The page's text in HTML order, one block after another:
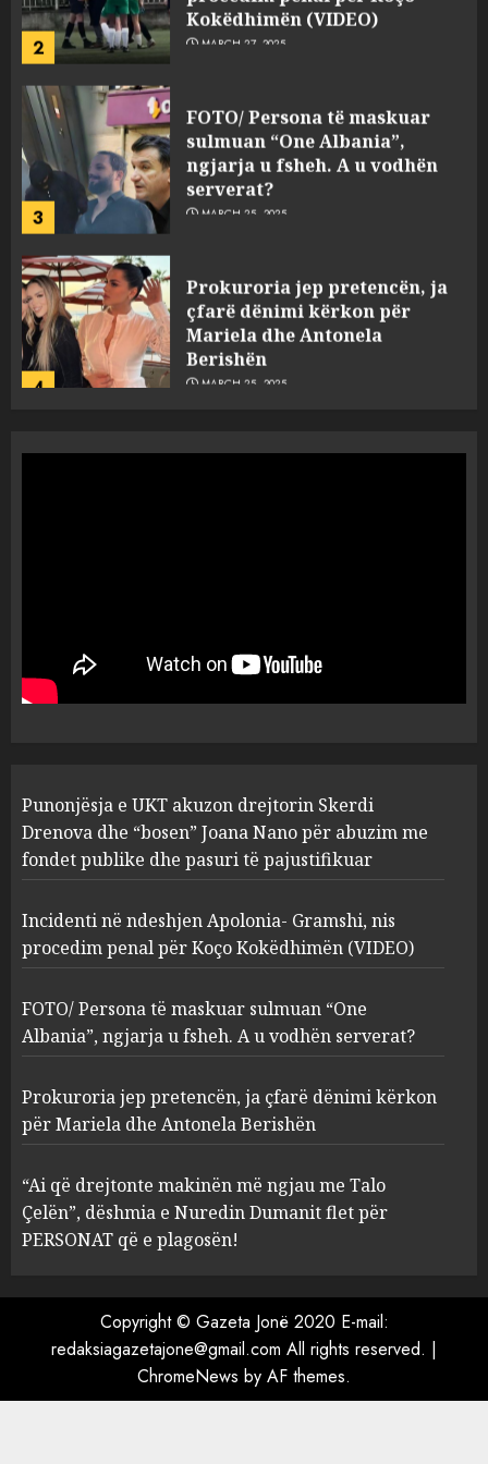
2 MARCH 27, 2025
3
sulmuan “One Albania”,
ngjarja u fsheh. A u vodhën
serverat?
MARCH 25, 2025
4
çfarë dënimi kërkon për
Mariela dhe Antonela
Berishën
MARCH 25, 2025
1
“bosen” Joana Nano për
abuzim me fondet publike dhe
pasuri të pajustifikuar
2
Apolonia- Gramshi, nis
procedim penal për Koço
Kokëdhimën (VIDEO)
MARCH 27, 2025
3
FOTO/ Persona të maskuar
sulmuan “One Albania”,
ngjarja u fsheh. A u vodhën
serverat?
MARCH 25, 2025
4
Prokuroria jep pretencën, ja
çfarë dënimi kërkon për
Berishën
MARCH 25, 2025
ngjau me Talo Çelën”,
dëshmia e Nuredin Dumanit
flet për PERSONAT që e
plagosën!
Punonjësja e UKT akuzon drejtorin Skerdi
Drenova dhe “bosen” Joana Nano për abuzim me
fondet publike dhe pasuri të pajustifikuar
Incidenti në ndeshjen Apolonia- Gramshi, nis
procedim penal për Koço Kokëdhimën (VIDEO)
FOTO/ Persona të maskuar sulmuan “One
Albania”, ngjarja u fsheh. A u vodhën serverat?
Prokuroria jep pretencën, ja çfarë dënimi kërkon
për Mariela dhe Antonela Berishën
“Ai që drejtonte makinën më ngjau me Talo
Çelën”, dëshmia e Nuredin Dumanit flet për
PERSONAT që e plagosën!
Copyright © Gazeta Jonë 2020 E-mail:
redaksiagazetajone@gmail.com All rights reserved. |
ChromeNews by AF themes.